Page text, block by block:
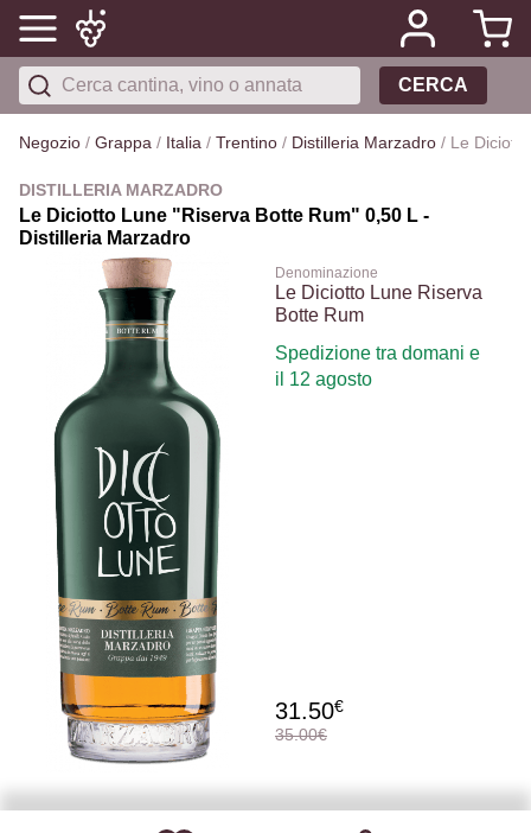
CERCA
Negozio / Grappa / Italia / Trentino / Distilleria Marzadro / Le
DISTILLERIA MARZADRO
Le Diciotto Lune "Riserva Botte Rum" 0,50 L -
Distilleria Marzadro
Denominazione
Le Diciotto Lune Riserva
Botte Rum
Spedizione tra domani e
il 12 agosto
31.50€
35.00€